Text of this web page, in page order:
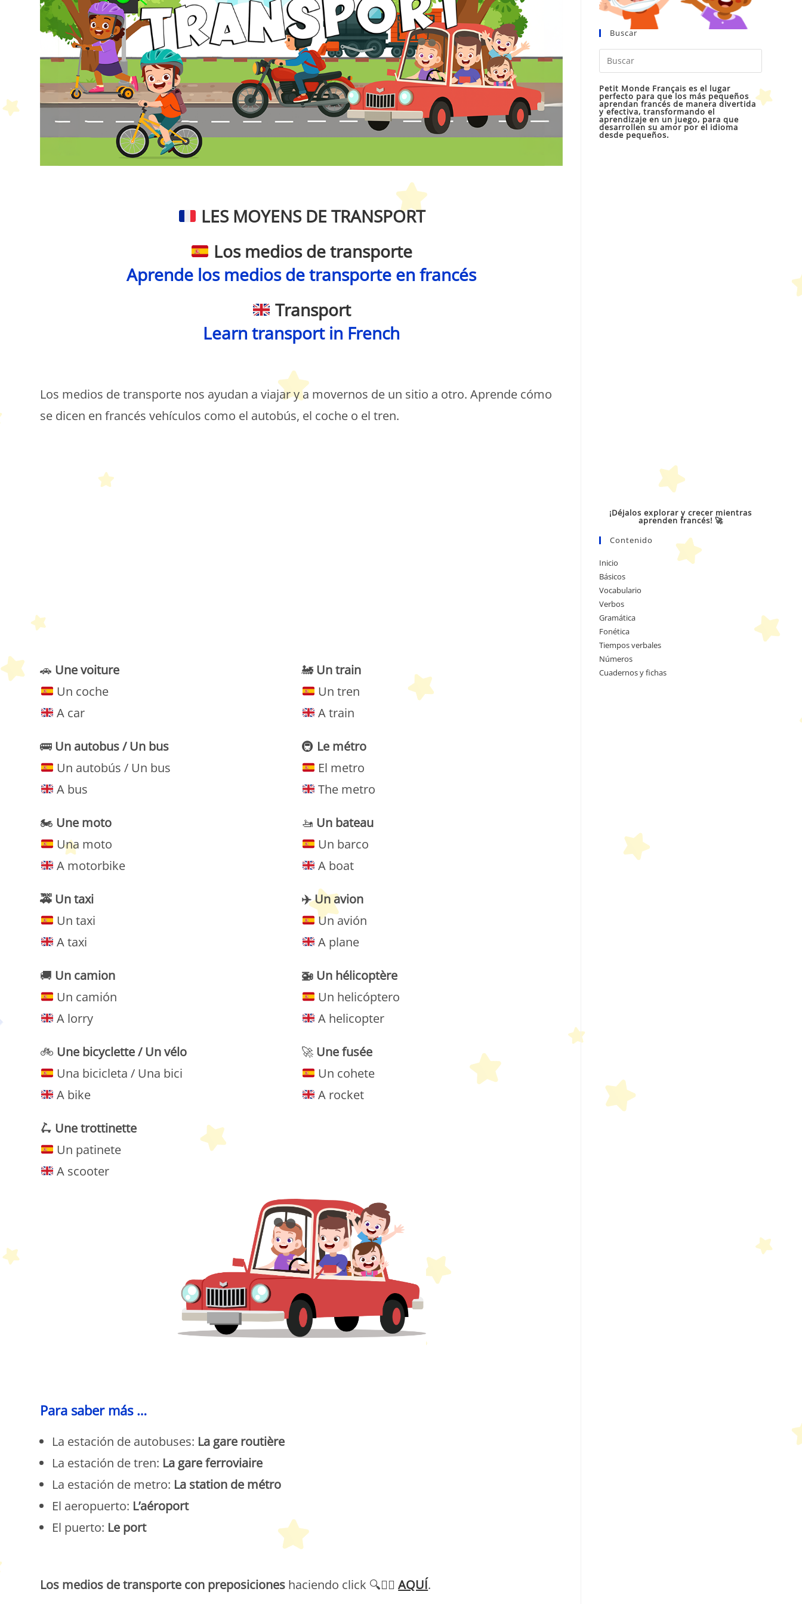
LES MOYENS DE TRANSPORT
Los medios de transporte
Aprende los medios de transporte en francés
Transport
Learn transport in French
Los medios de transporte nos ayudan a viajar y a movernos de un sitio a otro. Aprende cómo
se dicen en francés vehículos como el autobús, el coche o el tren.
🚗 Une voiture
Un coche
A car
🚌 Un autobus / Un bus
Un autobús / Un bus
A bus
🏍 Une moto
Una moto
A motorbike
🚕 Un taxi
Un taxi
A taxi
🚚 Un camion
Un camión
A lorry
🚲 Une bicyclette / Un vélo
Una bicicleta / Una bici
A bike
🛴 Une trottinette
Un patinete
A scooter
🚂 Un train
Un tren
A train
🚇 Le métro
El metro
The metro
🚤 Un bateau
Un barco
A boat
✈️Un avion
Un avión
A plane
🚁 Un hélicoptère
Un helicóptero
A helicopter
🚀 Une fusée
Un cohete
A rocket
Para saber más …
La estación de autobuses: La gare routière
La estación de tren: La gare ferroviaire
La estación de metro: La station de métro
El aeropuerto: L’aéroport
El puerto: Le port
Los medios de transporte con preposiciones haciendo click 🔍👉🏻AQUÍ.
Buscar
Escape
cerrar
Petit Monde Français es el lugar
perfecto para que los más pequeños
aprendan francés de manera divertida
y efectiva, transformando el
aprendizaje en un juego, para que
desarrollen su amor por el idioma
desde pequeños.
¡Déjalos explorar y crecer mientras
aprenden francés! 🚀
Contenido
Inicio
Básicos
Vocabulario
Verbos
Gramática
Fonética
Tiempos verbales
Números
Cuadernos y fichas